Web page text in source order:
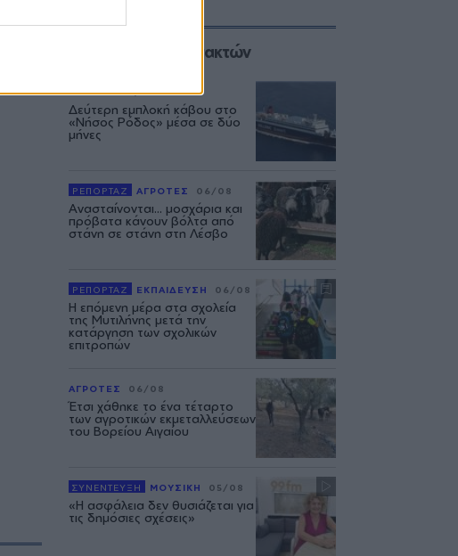
Επιλογές των Συντακτών
ΕΛΛΑΔΑ 06/08
Δεύτερη εμπλοκή κάβου στο
«Νήσος Ρόδος» μέσα σε δύο
μήνες
ΡΕΠΟΡΤΑΖ ΑΓΡΟΤΕΣ 06/08
Ανασταίνονται... μοσχάρια και
πρόβατα κάνουν βόλτα από
στάνη σε στάνη στη Λέσβο
ΡΕΠΟΡΤΑΖ ΕΚΠΑΙΔΕΥΣΗ 06/08
Η επόμενη μέρα στα σχολεία
της Μυτιλήνης μετά την
κατάργηση των σχολικών
επιτροπών
ΑΓΡΟΤΕΣ 06/08
Έτσι χάθηκε το ένα τέταρτο
των αγροτικών εκμεταλλεύσεων
του Βορείου Αιγαίου
ΣΥΝΕΝΤΕΥΞΗ ΜΟΥΣΙΚΗ 05/08
«Η ασφάλεια δεν θυσιάζεται για
τις δημόσιες σχέσεις»